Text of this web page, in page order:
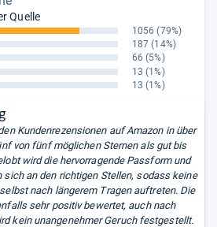
Quelle
1056 (79%)
187 (14%)
66 (5%)
13 (1%)
13 (1%)
Kundenrezensionen auf Amazon in über
von fünf möglichen Sternen als gut bis
wird die hervorragende Passform und
sich an den richtigen Stellen, sodass keine
nach längerem Tragen auftreten. Die
sehr positiv bewertet, auch nach
kein unangenehmer Geruch festgestellt.